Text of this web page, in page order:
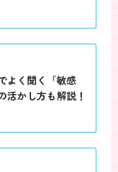
よく聞く「敏感
活かし方も解説！